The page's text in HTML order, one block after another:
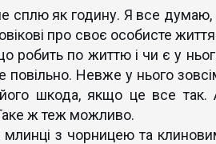
сплю як годину. Я все думаю,
про своє особисте
робить по життю і чи є у
Невже у нього
шкода, якщо це все так.
ж теж можливо.
з чорницею та